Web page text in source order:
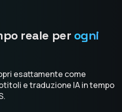
reale per ogni
esattamente come
e traduzione IA in tempo